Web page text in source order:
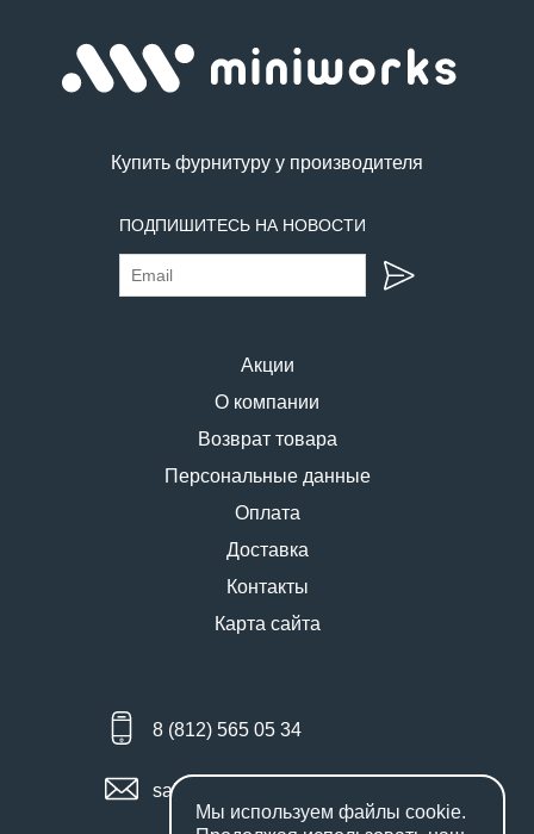
Купить фурнитуру у производителя
ПОДПИШИТЕСЬ НА НОВОСТИ
Акции
О компании
Возврат товара
Персональные данные
Оплата
Доставка
Контакты
Карта сайта
8 (812) 565 05 34
sales@miniworks.ru
Мы используем файлы cookie.